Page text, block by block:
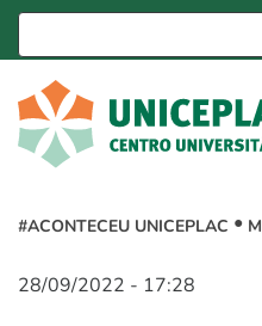
#ACONTECEU UNICEPLAC
28/09/2022 - 17:28